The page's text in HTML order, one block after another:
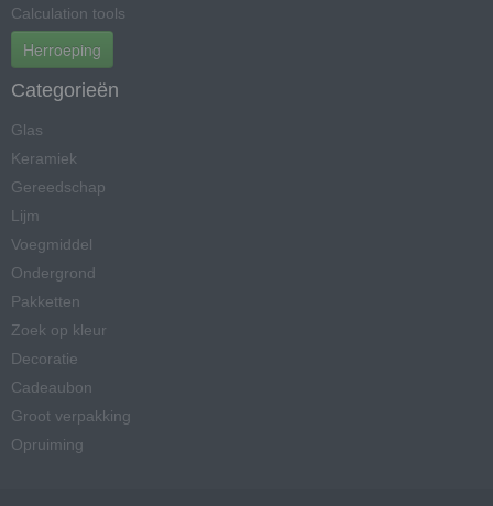
Calculation tools
Herroeping
Categorieën
Glas
Keramiek
Gereedschap
Lijm
Voegmiddel
Ondergrond
Pakketten
Zoek op kleur
Decoratie
Cadeaubon
Groot verpakking
Opruiming